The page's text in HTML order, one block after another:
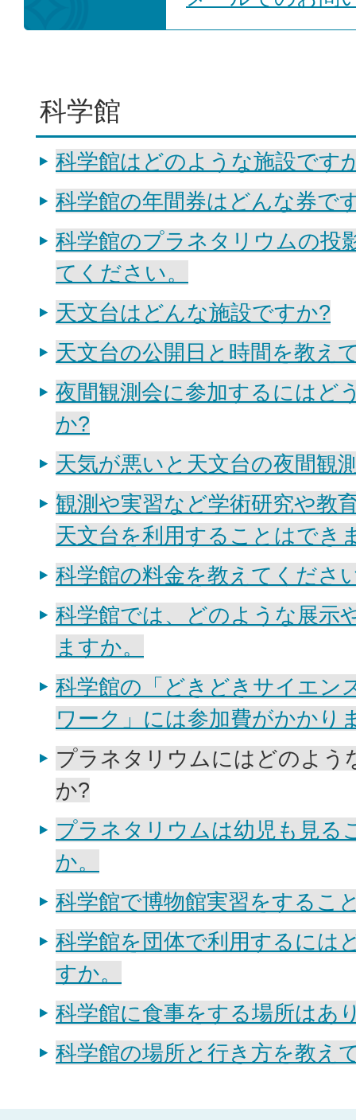
科学館
科学館はどのような施設です
科学館の年間券はどんな券で
科学館のプラネタリウムの投
てください。
天文台はどんな施設ですか?
天文台の公開日と時間を教え
夜間観測会に参加するにはど
か?
天気が悪いと天文台の夜間観
観測や実習など学術研究や教
天文台を利用することはでき
科学館の料金を教えてくださ
科学館では、どのような展示
ますか。
科学館の「どきどきサイエン
ワーク」には参加費がかかり
プラネタリウムにはどのよう
か?
プラネタリウムは幼児も見る
か。
科学館で博物館実習をするこ
科学館を団体で利用するには
すか。
科学館に食事をする場所はあ
科学館の場所と行き方を教え